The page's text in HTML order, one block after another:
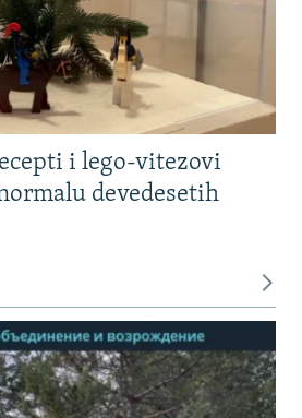
i lego-vitezovi
devedesetih